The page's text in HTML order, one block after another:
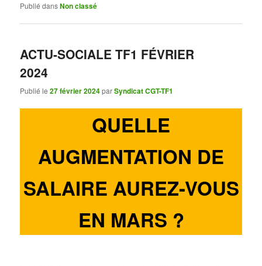
Publié dansNon classé
ACTU-SOCIALE TF1 FÉVRIER
2024
Publié le27 février 2024parSyndicat CGT-TF1
QUELLE
AUGMENTATION DE
SALAIRE AUREZ-VOUS
EN MARS ?